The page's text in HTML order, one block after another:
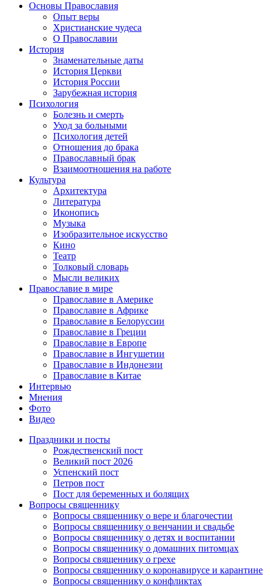
Основы Православия
Опыт веры
Христианские чудеса
О Православии
История
Знаменательные даты
История Церкви
История России
Зарубежная история
Психология
Болезнь и смерть
Уход за больными
Психология детей
Отношения до брака
Православный брак
Взаимоотношения на работе
Культура
Архитектура
Литература
Иконопись
Музыка
Изобразительное искусство
Кино
Театр
Толковый словарь
Мысли великих
Православие в мире
Православие в Америке
Православие в Африке
Православие в Белоруссии
Православие в Греции
Православие в Европе
Православие в Ингушетии
Православие в Индонезии
Православие в Китае
Интервью
Мнения
Фото
Видео
Праздники и посты
Рождественский пост
Великий пост 2026
Успенский пост
Петров пост
Пост для беременных и болящих
Вопросы священнику
Вопросы священнику о вере и благочестии
Вопросы священнику о венчании и свадьбе
Вопросы священнику о детях и воспитании
Вопросы священнику о домашних питомцах
Вопросы священнику о грехе
Вопросы священнику о коронавирусе и карантине
Вопросы священнику о конфликтах